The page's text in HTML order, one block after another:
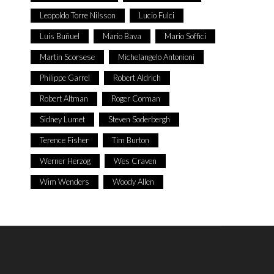
Leopoldo Torre Nilsson Lucio Fulci
Luis Buñuel Mario Bava Mario Soffici
Martin Scorsese Michelangelo Antonioni
Philippe Garrel Robert Aldrich
Robert Altman Roger Corman
Sidney Lumet Steven Soderbergh
Terence Fisher Tim Burton
Werner Herzog Wes Craven
Wim Wenders Woody Allen